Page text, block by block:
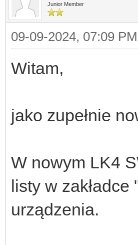
Junior Member
09-09-2024, 07:09 PM
Witam,
jako zupełnie
W nowym LK4
listy w
urządzenia.